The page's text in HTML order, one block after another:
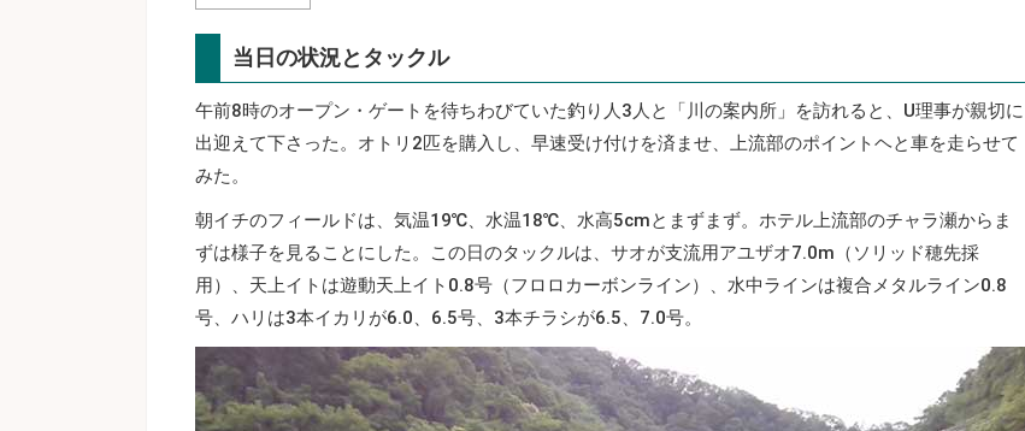
当日の状況とタックル
午前8時のオープン・ゲートを待ちわびていた釣り人3人と「川の案内所」を訪れると、U理事が親切に
出迎えて下さった。オトリ2匹を購入し、早速受け付けを済ませ、上流部のポイントヘと車を走らせて
みた。
朝イチのフィールドは、気温19℃、水温18℃、水高5cmとまずまず。ホテル上流部のチャラ瀬からま
ずは様子を見ることにした。この日のタックルは、サオが支流用アユザオ7.0m（ソリッド穂先採
用）、天上イトは遊動天上イト0.8号（フロロカーボンライン）、水中ラインは複合メタルライン0.8
号、ハリは3本イカリが6.0、6.5号、3本チラシが6.5、7.0号。